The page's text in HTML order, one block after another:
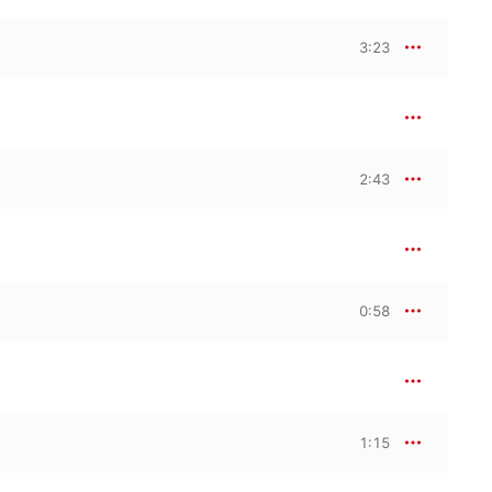
3:23
2:43
0:58
1:15